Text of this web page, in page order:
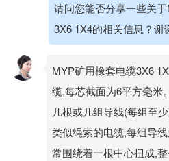
请问您能否分享一些关
3X6 1X4的相关信息？谢
MYP矿用橡套电缆3X6
缆,每芯截面为6平方毫米
几根或几组导线(每组至
类似绳索的电缆,每组导
常围绕着一根中心扭成,